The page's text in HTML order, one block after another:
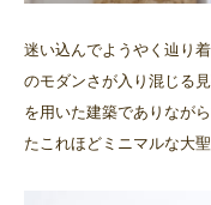
迷い込んでようやく辿り
のモダンさが入り混じる
を用いた建築でありなが
たこれほどミニマルな大